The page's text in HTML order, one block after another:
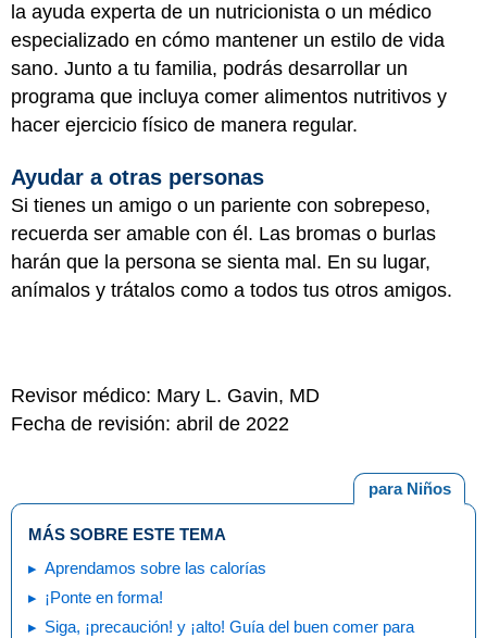
la ayuda experta de un nutricionista o un médico
especializado en cómo mantener un estilo de vida
sano. Junto a tu familia, podrás desarrollar un
programa que incluya comer alimentos nutritivos y
hacer ejercicio físico de manera regular.
Ayudar a otras personas
Si tienes un amigo o un pariente con sobrepeso,
recuerda ser amable con él. Las bromas o burlas
harán que la persona se sienta mal. En su lugar,
anímalos y trátalos como a todos tus otros amigos.
Revisor médico: Mary L. Gavin, MD
Fecha de revisión: abril de 2022
para Niños
MÁS SOBRE ESTE TEMA
Aprendamos sobre las calorías
¡Ponte en forma!
Siga, ¡precaución! y ¡alto! Guía del buen comer para